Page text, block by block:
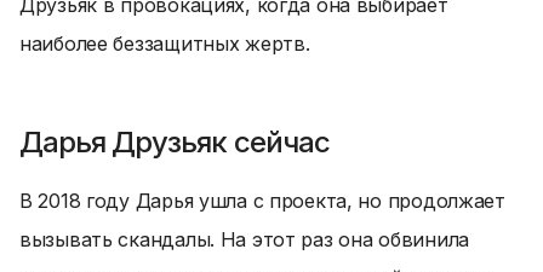
Друзьяк в провокациях, когда она выбирает
наиболее беззащитных жертв.
Дарья Друзьяк сейчас
В 2018 году Дарья ушла с проекта, но продолжает
вызывать скандалы. На этот раз она обвинила